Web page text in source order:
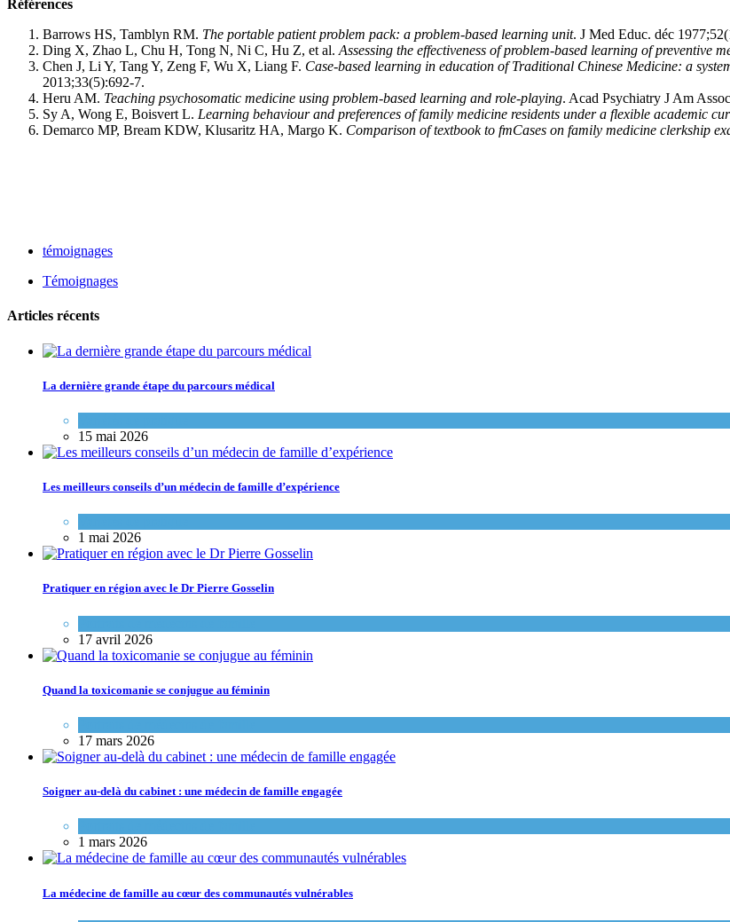
Références
Barrows HS, Tamblyn RM. The portable patient problem pack: a problem-based learning unit. J Med Educ. déc
Ding X, Zhao L, Chu H, Tong N, Ni C, Hu Z, et al. Assessing the effectiveness of problem-based learning of preventive
Chen J, Li Y, Tang Y, Zeng F, Wu X, Liang F. Case-based learning in education of Traditional Chinese Medicine: a
2013;33(5):692‑7.
Heru AM. Teaching psychosomatic medicine using problem-based learning and role-playing. Acad Psychiatry J Am
Sy A, Wong E, Boisvert L. Learning behaviour and preferences of family medicine residents under a flexible academic
Demarco MP, Bream KDW, Klusaritz HA, Margo K. Comparison of textbook to fmCases on family medicine clerkship
témoignages
Témoignages
Articles récents
La dernière grande étape du parcours médical
15 mai 2026
Les meilleurs conseils d’un médecin de famille d’expérience
1 mai 2026
Pratiquer en région avec le Dr Pierre Gosselin
17 avril 2026
Quand la toxicomanie se conjugue au féminin
17 mars 2026
Soigner au-delà du cabinet : une médecin de famille engagée
1 mars 2026
La médecine de famille au cœur des communautés vulnérables